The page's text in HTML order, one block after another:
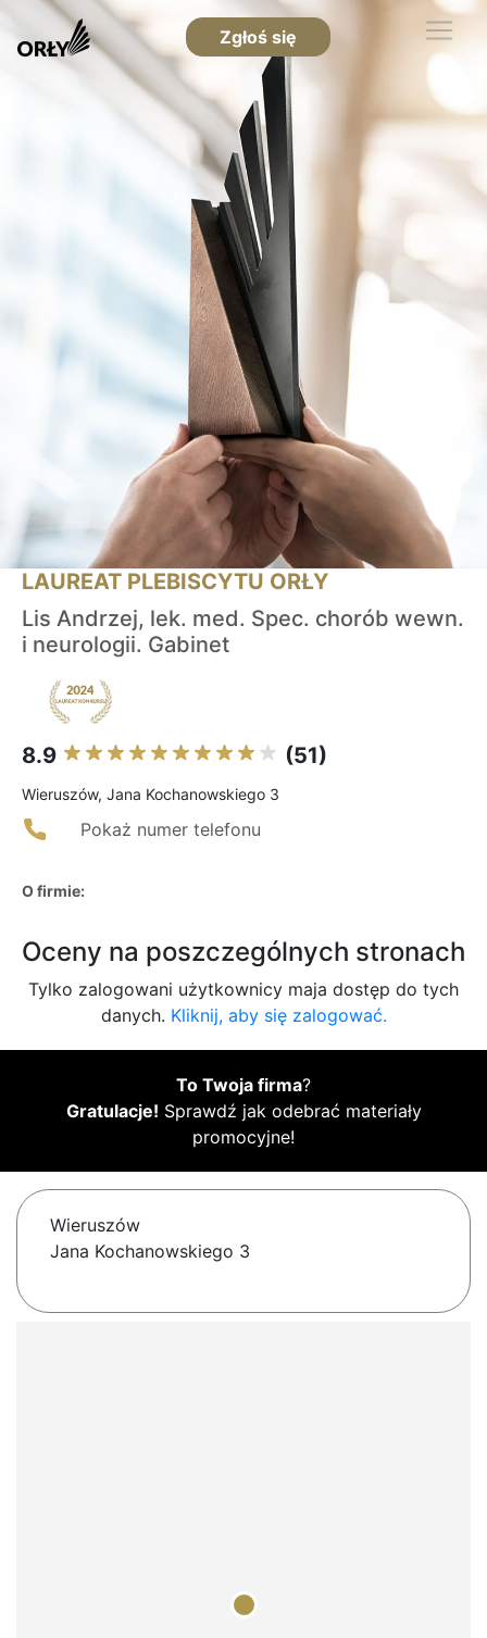
Zgłoś się
LAUREAT PLEBISCYTU ORŁY
Lis Andrzej, lek. med. Spec. chorób wewn.
i neurologii. Gabinet
8.9 (51)
Wieruszów, Jana Kochanowskiego 3
Pokaż numer telefonu
O firmie:
Oceny na poszczególnych stronach
Tylko zalogowani użytkownicy maja dostęp do tych
danych. Kliknij, aby się zalogować.
To Twoja firma?
Gratulacje! Sprawdź jak odebrać materiały
promocyjne!
Wieruszów
Jana Kochanowskiego 3